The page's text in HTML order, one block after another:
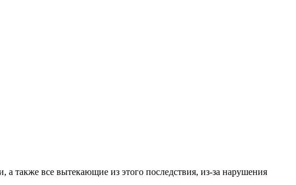
также все вытекающие из этого последствия, из-за нарушения